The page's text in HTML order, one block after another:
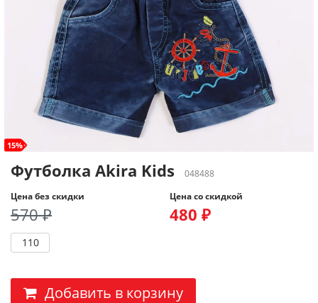
15%
Футболка Akira Kids
048488
Цена без скидки
570 ₽
Цена со скидкой
480 ₽
110
Добавить в корзину